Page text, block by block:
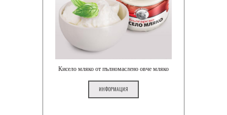
Кисело мляко от пълномаслено овче мляко
ИНФОРМАЦИЯ